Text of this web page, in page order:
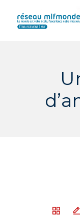
content